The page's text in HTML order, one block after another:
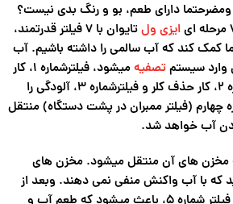
ومضرحتما دارای طعم، بو و رنگ بدی نیست؟
ایزی ول
تایوان با ۷ فیلتر قدرتمند،
ما کمک کند که آب سالمی را داشته باشیم. آب
وارد سیستمتصفیه
میشود، فیلترشماره ۱، کار
رسوب زدایی و فیلتر شماره ۲، کار حذف کلر و فیلترشماره ۳، آلودگی را
چهارم (فیلتر ممبران در پشت دستگاه) منتقل
آب خواهد شد.
مخزن های آن منتقل میشود. مخزن های
فود گرید که با آب واکنش منفی نمی دهند. وبعد از